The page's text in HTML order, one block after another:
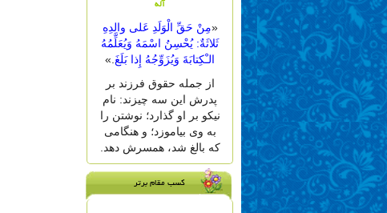
آله
«مِنْ حَقِّ الْوَلَدِ عَلى والِدِهِ
ثَلاثَةٌ: یُحْسِنُ اسْمَهُ وَیُعَلِّمُهُ
الـْکِتابَةَ وَیُزَوِّجُهُ إِذا بَلَغَ .»
از جمله حقوق فرزند بر
پدرش این سه چیزند: نام
نیکو بر او گذارد؛ نوشتن را
به وى بیاموزد؛ و هنگامى
که بالغ شد، همسرش دهد.
کسب مقام برتر